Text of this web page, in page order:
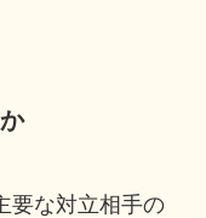
要な対立相手の